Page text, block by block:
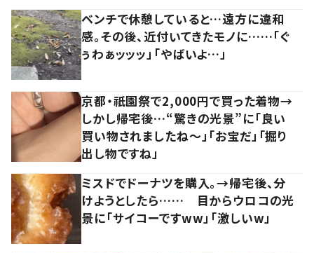
ベンチで休憩していると…遠方に違和
感。その後、近付いてきたモノに……「ぐ
ぅわぁッッッ」「やばいよ…」
京都・祇園祭で2,000円で買った着物→
しかし帰宅後…“驚きの光景”に「良い
買い物されましたね～」「お宝だ」「掘り
出し物ですね」
ミスドでドーナツを購入。→帰宅後、分
けようとしたら…… 目からウロコの光
景に「サイコーですww」「激しいw」